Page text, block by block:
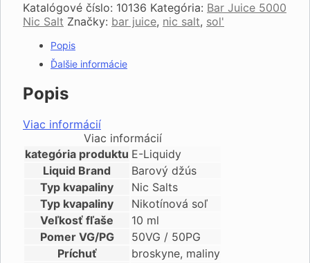
Katalógové číslo: 10136 Kategória: Bar Juice 5000
Nic Salt Značky: bar juice, nic salt, sol'
Popis
Ďalšie informácie
Popis
Viac informácií
Viac informácií
kategória produktu E-Liquidy
Liquid Brand
Barový džús
Typ kvapaliny
Nic Salts
Typ kvapaliny
Nikotínová soľ
Veľkosť fľaše
10 ml
Pomer VG/PG
50VG / 50PG
Príchuť
broskyne, maliny